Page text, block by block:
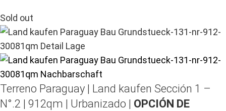
Sold out
Terreno Paraguay | Land kaufen Sección 1 –
N°.2 | 912qm | Urbanizado | OPCIÓN DE